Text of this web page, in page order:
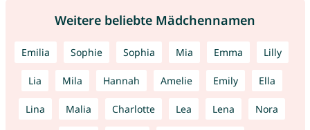
Weitere beliebte Mädchennamen
Emilia Sophie Sophia Mia Emma Lilly
Lia Mila Hannah Amelie Emily Ella
Lina Malia Charlotte Lea Lena Nora